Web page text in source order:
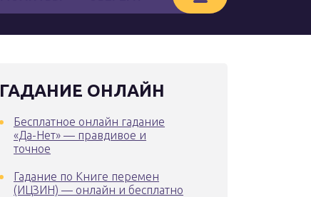
ГАДАНИЕ ОНЛАЙН
Бесплатное онлайн гадание
«Да-Нет» — правдивое и
точное
Гадание по Книге перемен
(ИЦЗИН) — онлайн и бесплатно